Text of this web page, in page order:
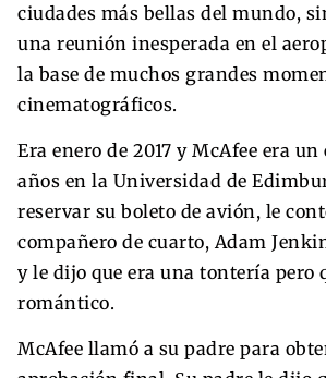
ciudades más bellas del mundo,
una reunión inesperada en el
la base de muchos grandes
cinematográficos.
Era enero de 2017 y McAfee era
años en la Universidad de
reservar su boleto de avión, le
compañero de cuarto, Adam
y le dijo que era una tontería pero
romántico.
McAfee llamó a su padre para